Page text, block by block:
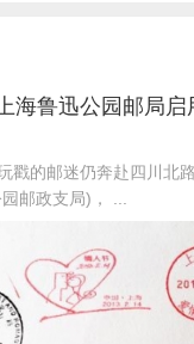
海鲁迅公园邮局启
戳的邮迷仍奔赴四川北
邮政支局)， ...